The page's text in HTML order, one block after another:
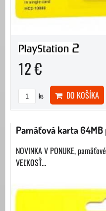
12 €
ks DO KOŠÍKA
Pamäťová karta
NOVINKA V PONUKE,
VEĽKOSŤ...